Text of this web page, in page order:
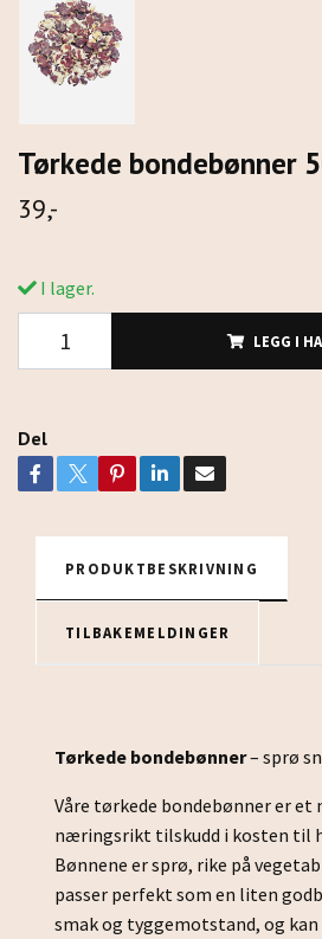
Tørkede bondebønner
39,-
I lager.
LEGG I
Del
PRODUKTBESKRIVNING
TILBAKEMELDINGER
Tørkede bondebønner– sprø
Våre tørkede bondebønner er et
næringsrikt tilskudd i kosten til
Bønnene er sprø, rike på
passer perfekt som en liten
smak og tyggemotstand, og kan